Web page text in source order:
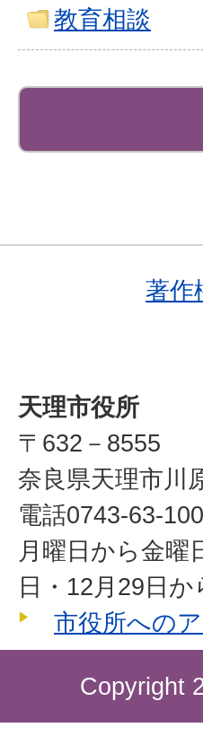
教育相談
著作
天理市役所
〒632－8555
奈良県天理市川
電話0743-63-
月曜日から金曜
日・12月29日
市役所への
Copyright